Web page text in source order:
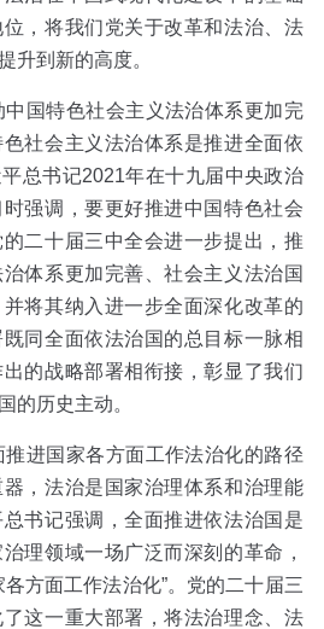
，将我们党关于改革和法治、法
升到新的高度。
特色社会主义法治体系更加完
社会主义法治体系是推进全面依
总书记2021年在十九届中央政治
强调，要更好推进中国特色社会
二十届三中全会进一步提出，推
体系更加完善、社会主义法治国
将其纳入进一步全面深化改革的
同全面依法治国的总目标一脉相
的战略部署相衔接，彰显了我们
的历史主动。
国家各方面工作法治化的路径
，法治是国家治理体系和治理能
书记强调，全面推进依法治国是
理领域一场广泛而深刻的革命，
方面工作法治化”。党的二十届三
这一重大部署，将法治理念、法